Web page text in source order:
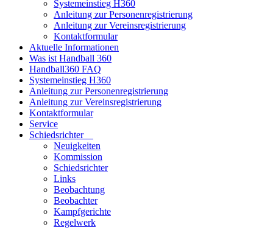
Systemeinstieg H360
Anleitung zur Personenregistrierung
Anleitung zur Vereinsregistrierung
Kontaktformular
Aktuelle Informationen
Was ist Handball 360
Handball360 FAQ
Systemeinstieg H360
Anleitung zur Personenregistrierung
Anleitung zur Vereinsregistrierung
Kontaktformular
Service
Schiedsrichter
Neuigkeiten
Kommission
Schiedsrichter
Links
Beobachtung
Beobachter
Kampfgerichte
Regelwerk